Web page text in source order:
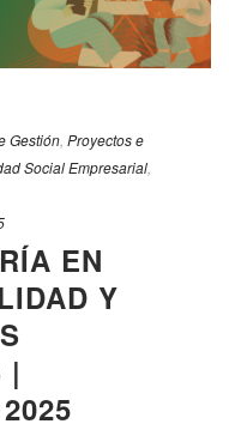
Gestión Proyectos e
Social Empresarial
EN
Y
|